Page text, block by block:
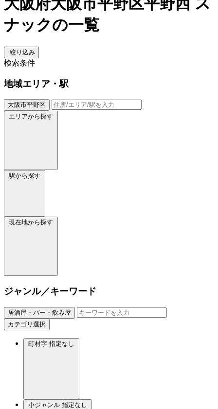
大阪府大阪市平野区平野西 ス
ナックの一覧
絞り込み
検索条件
地域エリア・駅
大阪市平野区
エリアから探す
駅から探す
現在地から探す
ジャンル／キーワード
居酒屋・バー・飲み屋
カテゴリ選択
町村字 指定なし
小ジャンル 指定なし